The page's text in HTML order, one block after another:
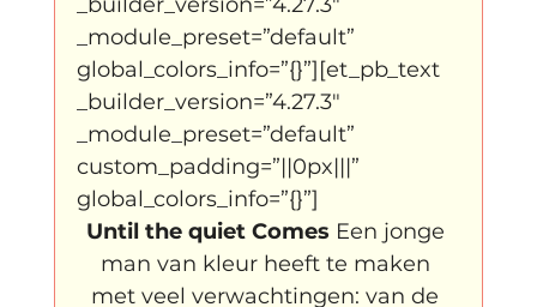
_module_preset=”default”
global_colors_info=”{}”][et_pb_text
_builder_version=”4.27.3″
_module_preset=”default”
custom_padding=”||0px|||”
global_colors_info=”{}”]
Until the quiet Comes Een jonge
man van kleur heeft te maken
met veel verwachtingen: van de